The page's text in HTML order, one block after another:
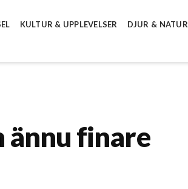
KULTUR & UPPLEVELSER
DJUR & NATUR
ännu finare